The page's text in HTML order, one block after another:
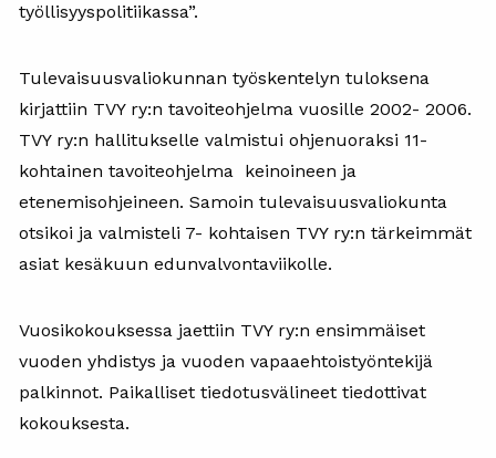
työllisyyspolitiikassa”.
Tulevaisuusvaliokunnan työskentelyn tuloksena
kirjattiin TVY ry:n tavoiteohjelma vuosille 2002- 2006.
TVY ry:n hallitukselle valmistui ohjenuoraksi 11-
kohtainen tavoiteohjelma keinoineen ja
etenemisohjeineen. Samoin tulevaisuusvaliokunta
otsikoi ja valmisteli 7- kohtaisen TVY ry:n tärkeimmät
asiat kesäkuun edunvalvontaviikolle.
Vuosikokouksessa jaettiin TVY ry:n ensimmäiset
vuoden yhdistys ja vuoden vapaaehtoistyöntekijä
palkinnot. Paikalliset tiedotusvälineet tiedottivat
kokouksesta.